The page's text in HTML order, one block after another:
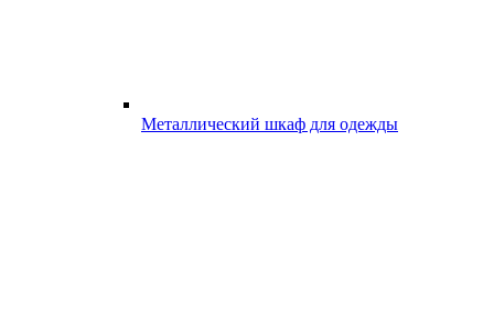
Металлический шкаф для одежды